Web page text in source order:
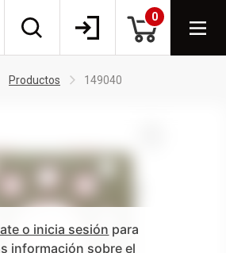
0
Productos 149040
o inicia sesión para
información sobre el